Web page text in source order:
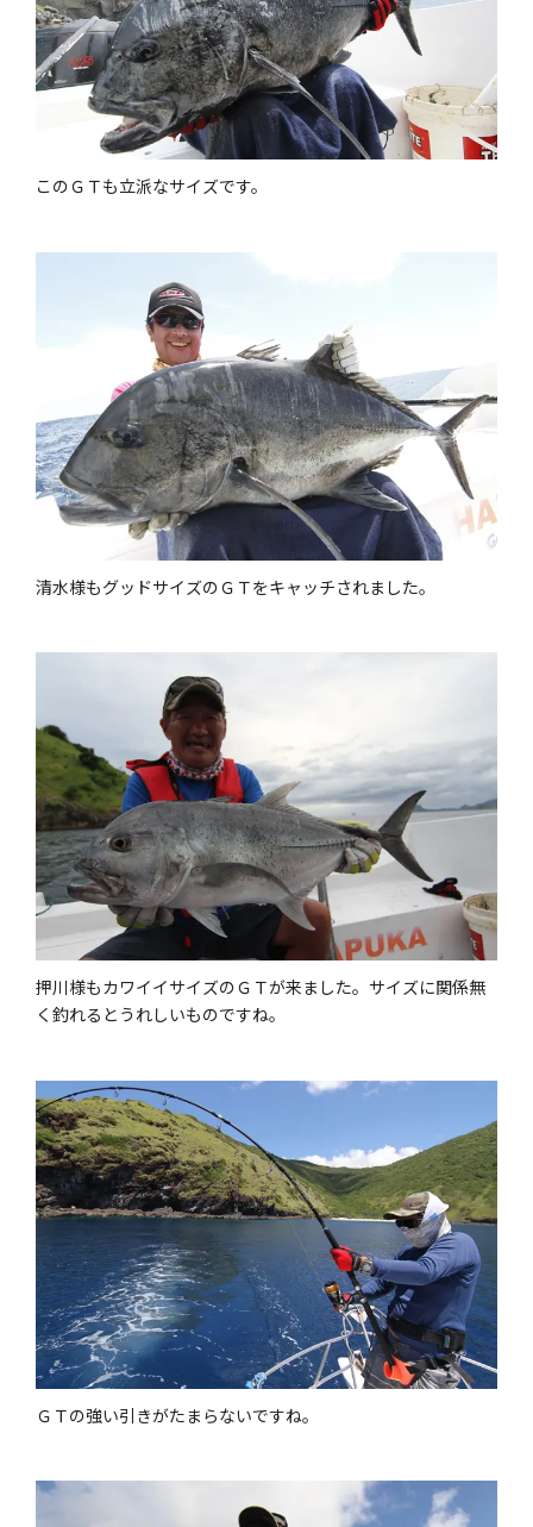
このＧＴも立派なサイズです。
清水様もグッドサイズのＧＴをキャッチされました。
押川様もカワイイサイズのＧＴが来ました。サイズに関係無
く釣れるとうれしいものですね。
ＧＴの強い引きがたまらないですね。